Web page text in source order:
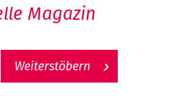
Magazin
Weiterstöbern